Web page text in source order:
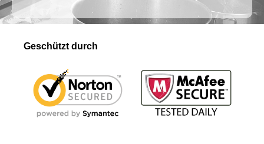
Geschützt durch